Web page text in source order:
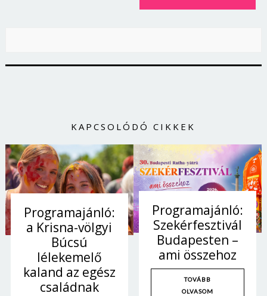
KAPCSOLÓDÓ CIKKEK
Programajánló:
a Krisna-völgyi
Búcsú
lélekemelő
kaland az egész
családnak
Programajánló:
Szekérfesztivál
Budapesten –
ami összehoz
TOVÁBB
OLVASOM